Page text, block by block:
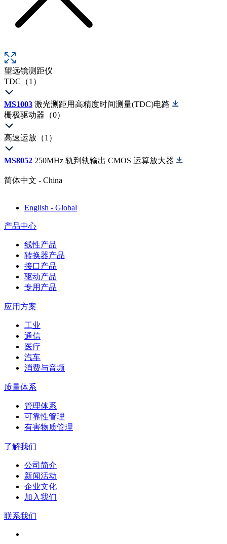
望远镜测距仪
TDC（1）
MS1003 激光测距用高精度时间测量(TDC)电路
栅极驱动器（0）
高速运放（1）
MS8052 250MHz 轨到轨输出 CMOS 运算放大器
简体中文 - China
English - Global
产品中心
线性产品
转换器产品
接口产品
驱动产品
专用产品
应用方案
工业
通信
医疗
汽车
消费与音频
质量体系
管理体系
可靠性管理
有害物质管理
了解我们
公司简介
新闻活动
企业文化
加入我们
联系我们